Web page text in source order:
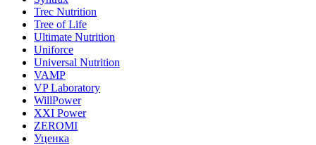
Trec Nutrition
Tree of Life
Ultimate Nutrition
Uniforce
Universal Nutrition
VAMP
VP Laboratory
WillPower
XXI Power
ZEROMI
Уценка